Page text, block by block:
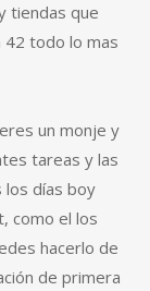
tiendas que
42 todo lo mas
un monje y
tareas y las
los días boy
como el los
hacerlo de
de primera